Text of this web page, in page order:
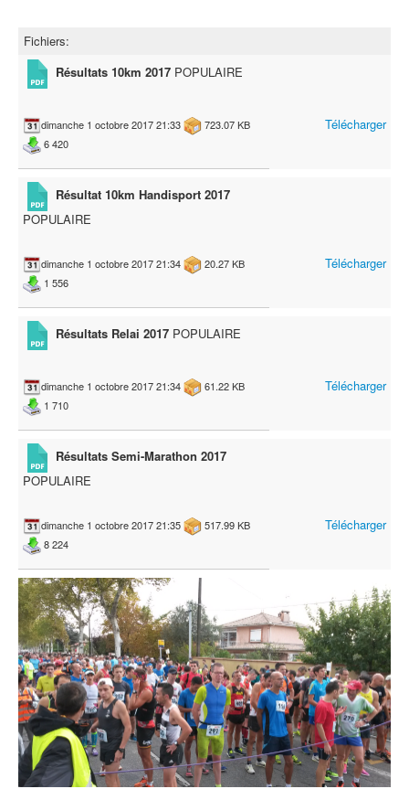
Fichiers:
Résultats 10km 2017 POPULAIRE
dimanche 1 octobre 2017 21:33
723.07 KB
6 420
Télécharger
Résultat 10km Handisport 2017
POPULAIRE
dimanche 1 octobre 2017 21:34
20.27 KB
1 556
Télécharger
Résultats Relai 2017 POPULAIRE
dimanche 1 octobre 2017 21:34
61.22 KB
1 710
Télécharger
Résultats Semi-Marathon 2017
POPULAIRE
dimanche 1 octobre 2017 21:35
517.99 KB
8 224
Télécharger